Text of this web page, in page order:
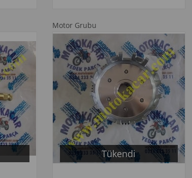
Motor Grubu
Tükendi